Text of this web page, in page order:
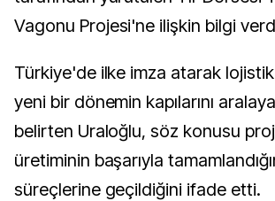
Vagonu Projesi'ne ilişkin bilgi
Türkiye'de ilke imza atarak lojistik
yeni bir dönemin kapılarını
belirten Uraloğlu, söz konusu
üretiminin başarıyla
süreçlerine geçildiğini ifade etti.